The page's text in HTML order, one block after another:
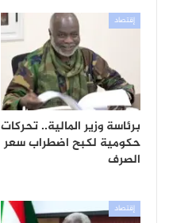
إقتصاد
برئاسة وزير المالية.. تحركات
حكومية لكبح اضطراب سعر
الصرف
إقتصاد